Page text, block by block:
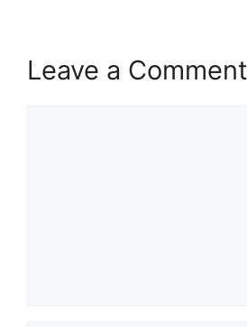
Leave a Comment